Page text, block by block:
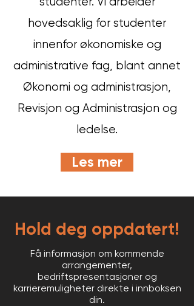
hovedsaklig for studenter
innenfor økonomiske og
administrative fag, blant annet
Økonomi og administrasjon,
Revisjon og Administrasjon og
ledelse.
Les mer
Hold deg oppdatert!
Få informasjon om kommende
arrangementer,
bedriftspresentasjoner og
karrieremuligheter direkte i innboksen
din.